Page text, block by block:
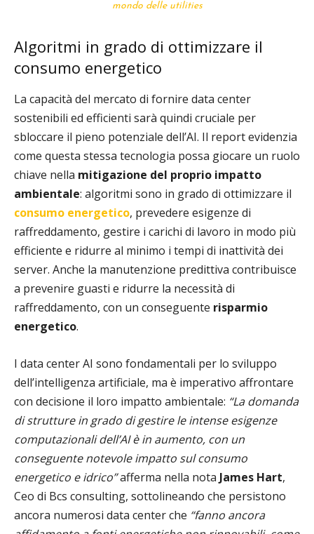
mondo delle utilities
Algoritmi in grado di ottimizzare il
consumo energetico
La capacità del mercato di fornire data center
sostenibili ed efficienti sarà quindi cruciale per
sbloccare il pieno potenziale dell’AI. Il report evidenzia
come questa stessa tecnologia possa giocare un ruolo
chiave nella mitigazione del proprio impatto
ambientale: algoritmi sono in grado di ottimizzare il
consumo energetico, prevedere esigenze di
raffreddamento, gestire i carichi di lavoro in modo più
efficiente e ridurre al minimo i tempi di inattività dei
server. Anche la manutenzione predittiva contribuisce
a prevenire guasti e ridurre la necessità di
raffreddamento, con un conseguente risparmio
energetico.
I data center AI sono fondamentali per lo sviluppo
dell’intelligenza artificiale, ma è imperativo affrontare
con decisione il loro impatto ambientale: “La domanda
di strutture in grado di gestire le intense esigenze
computazionali dell’AI è in aumento, con un
conseguente notevole impatto sul consumo
energetico e idrico”afferma nella nota James Hart,
Ceo di Bcs consulting, sottolineando che persistono
ancora numerosi data center che “fanno ancora